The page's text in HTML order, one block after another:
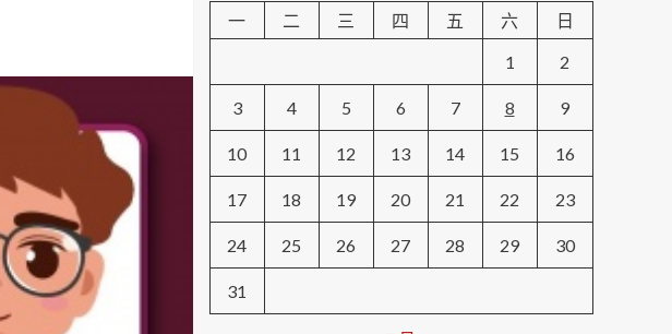
一
二 三 四 五 六
日
1
2
3 4 5 6 7 8 9
10 11 12 13 14 15 16
17 18 19 20 21 22 23
24 25 26 27 28 29 30
31